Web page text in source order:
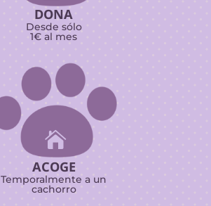
DONA
Desde sólo
1€ al mes

ACOGE
Temporalmente a un
cachorro